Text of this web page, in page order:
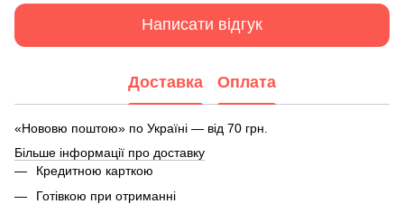
Написати відгук
Доставка Оплата
«Нововю поштою» по Україні — від 70 грн.
Більше інформації про доставку
Кредитною карткою
Готівкою при отриманні